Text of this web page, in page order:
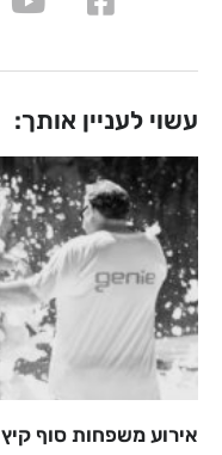
עשוי לעניין אותך:
אירוע משפחות סוף קיץ 2025